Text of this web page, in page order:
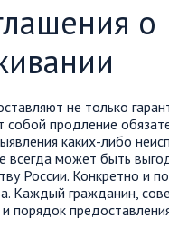
о
не только
продление
каких-либо
всегда может быть
России. Конкретно и
Каждый гражданин,
порядок